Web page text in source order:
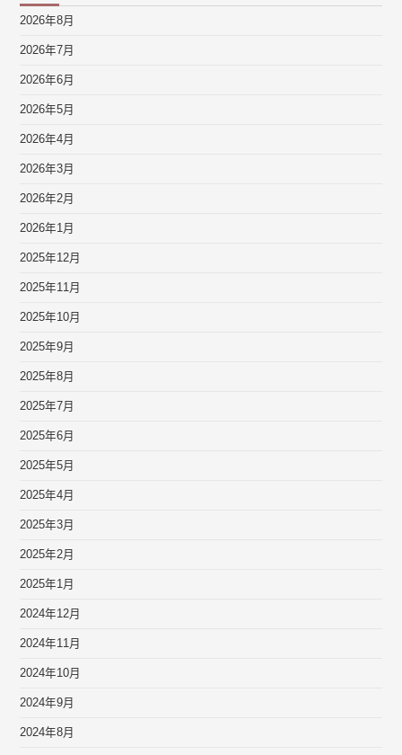
2026年8月
2026年7月
2026年6月
2026年5月
2026年4月
2026年3月
2026年2月
2026年1月
2025年12月
2025年11月
2025年10月
2025年9月
2025年8月
2025年7月
2025年6月
2025年5月
2025年4月
2025年3月
2025年2月
2025年1月
2024年12月
2024年11月
2024年10月
2024年9月
2024年8月